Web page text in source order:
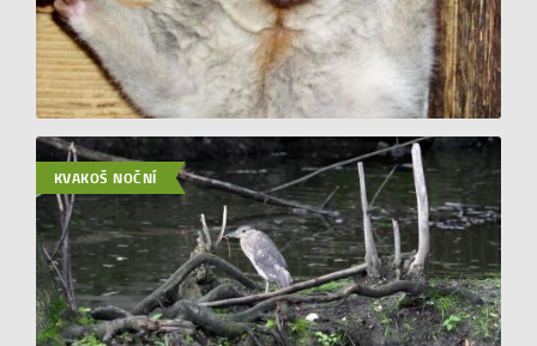
KVAKOŠ NOČNÍ